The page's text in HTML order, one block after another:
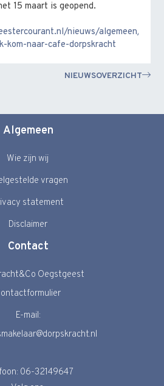
15 maart is geopend.
nieuws/algemeen/
kom-naar-cafe-dorpskracht
NIEUWSOVERZICHT
Algemeen
Wie zijn wij
vragen
statement
Disclaimer
Contact
Oegstgeest
E-mail:
06-32149647